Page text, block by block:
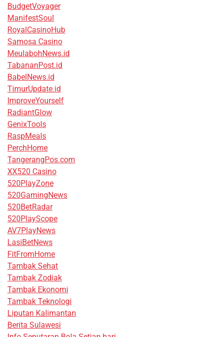
BudgetVoyager
ManifestSoul
RoyalCasinoHub
Samosa Casino
MeulabohNews.id
TabananPost.id
BabelNews.id
TimurUpdate.id
ImproveYourself
RadiantGlow
GenixTools
RaspMeals
PerchHome
TangerangPos.com
XX520 Casino
520PlayZone
520GamingNews
520BetRadar
520PlayScope
AV7PlayNews
LasiBetNews
FitFromHome
Tambak Sehat
Tambak Zodiak
Tambak Ekonomi
Tambak Teknologi
Liputan Kalimantan
Berita Sulawesi